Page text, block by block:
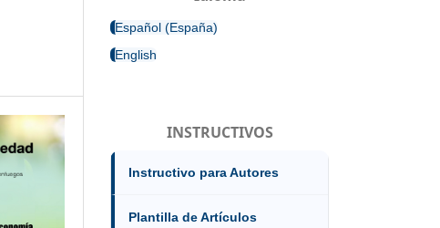
Español (España)
English
INSTRUCTIVOS
Instructivo para Autores
Plantilla de Artículos